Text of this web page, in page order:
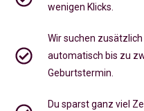
wenigen Klicks.
Wir suchen
automatisch bis zu
Geburtstermin.
Du sparst ganz viel